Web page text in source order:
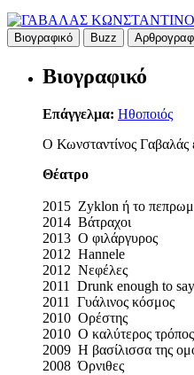
Βιογραφικό Buzz
Βιογραφικό
Επάγγελμα: Ηθοποιός
Ο Κωνσταντίνος Γαβαλάς
Θέατρο
2015 Zyklon ή το
2014 Βάτραχοι
2013 Ο φιλάργυρος
2012 Hannele
2012 Νεφέλες
2011 Drunk enough to
2011 Γυάλινος κόσμος
2010 Ορέστης
2010 Ο καλύτερος τρόπος
2009 Η βασίλισσα της
2008 Όρνιθες